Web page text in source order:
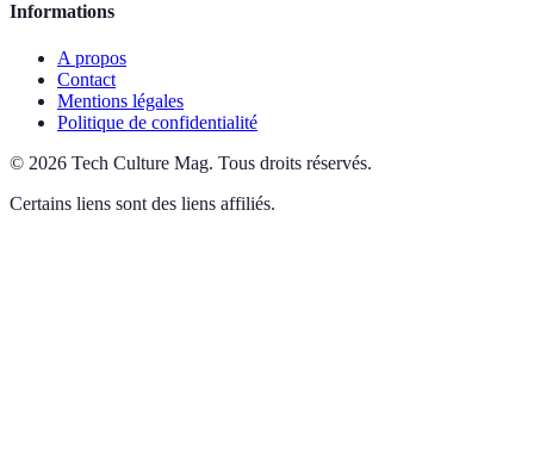
Informations
A propos
Contact
Mentions légales
Politique de confidentialité
© 2026 Tech Culture Mag. Tous droits réservés.
Certains liens sont des liens affiliés.